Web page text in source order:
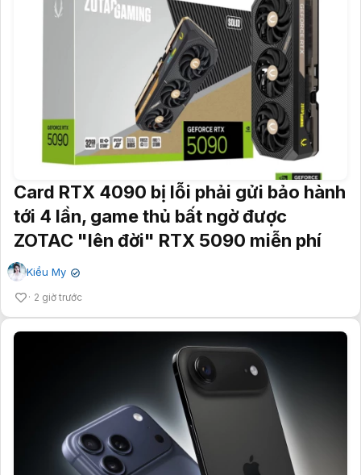
Card RTX 4090 bị lỗi phải gửi bảo hành
tới 4 lần, game thủ bất ngờ được
ZOTAC "lên đời" RTX 5090 miễn phí
Kiều My ✔
2 giờ trước